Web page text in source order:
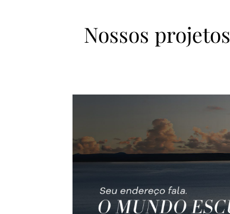
Nossos projetos